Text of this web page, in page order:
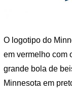
O logotipo do
em vermelho com
grande bola de
Minnesota em